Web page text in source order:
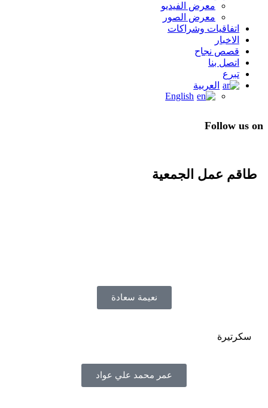
معرض الفيديو
معرض الصور
اتفاقيات وشراكات
الاخبار
قصص نجاح
اتصل بنا
تبرع
العربية
English
Follow us on
طاقم عمل الجمعية
نعيمة سعادة
سكرتيرة
عمر محمد علي عواد